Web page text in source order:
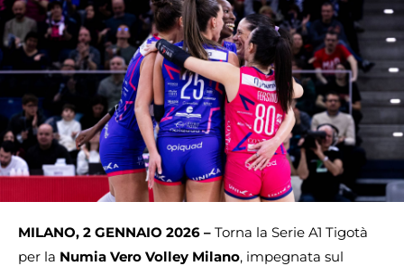
MILANO, 2 GENNAIO 2026 – Torna la Serie A1 Tigotà
per la Numia Vero Volley Milano, impegnata sul